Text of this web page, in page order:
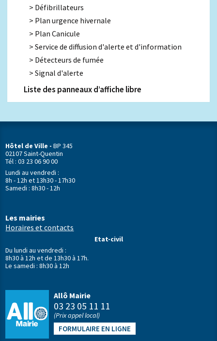
Défibrillateurs
Plan urgence hivernale
Plan Canicule
Service de diffusion d'alerte et d'information
Détecteurs de fumée
Signal d'alerte
Liste des panneaux d’affiche libre
Hôtel de Ville - BP 345
02107 Saint-Quentin
Tél : 03 23 06 90 00
Lundi au vendredi :
8h - 12h et 13h30 - 17h30
Samedi : 8h30 - 12h
Les mairies
Horaires et contacts
Etat-civil
Du lundi au vendredi :
8h30 à 12h et de 13h30 à 17h.
Le samedi : 8h30 à 12h
Allô Mairie
03 23 05 11 11
(Prix appel local)
FORMULAIRE EN LIGNE